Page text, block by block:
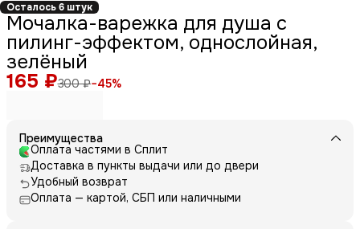
Осталось 6 штук
Мочалка-варежка для душа с
пилинг-эффектом, однослойная,
зелёный
165 ₽300 ₽−45%
Преимущества
Оплата частями в Сплит
Доставка в пункты выдачи или до двери
Удобный возврат
Оплата — картой, СБП или наличными